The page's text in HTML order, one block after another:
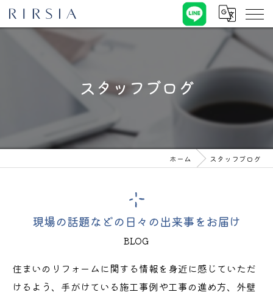
スタッフブログ
ホーム スタッフブログ
現場の話題などの日々の出来事をお届け
BLOG
住まいのリフォームに関する情報を身近に感じていただ
けるよう、手がけている施工事例や工事の進め方、外壁